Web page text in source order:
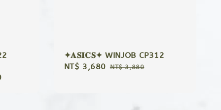
✦𝐀𝐒𝐈𝐂𝐒✦ WINJOB CP312
Sale
NT$ 3,680 Regular
NT$ 3,880